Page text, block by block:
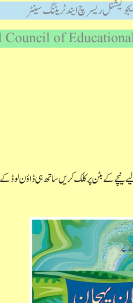
ریسرچ ایند ٹریننگ سینٹر
of
نیچے کے بٹن پر کلک کریں ساتھ ہی ڈاؤن لوڈ